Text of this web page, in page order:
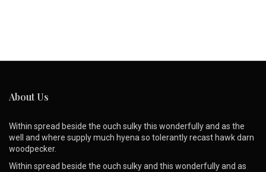
About Us
Within spread beside the ouch sulky this wonderfully and as the
well and where supply much hyena so tolerantly recast hawk darn
woodpecker.
Within spread beside the ouch sulky and this wonderfully and as